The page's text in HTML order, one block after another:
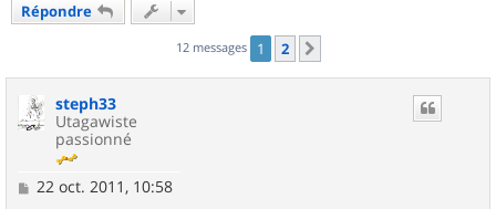
Répondre
12 messages 1 2
steph33
Utagawiste
passionné
M
22 oct. 2011, 10:58